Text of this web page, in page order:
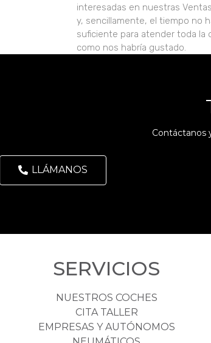
interesadas en nuestras
y, sencillamente, el tiempo no
suficiente para atender toda la
como nos habría gustado.
Contáctanos
LLÁMANOS
SERVICIOS
NUESTROS COCHES
CITA TALLER
EMPRESAS Y AUTÓNOMOS